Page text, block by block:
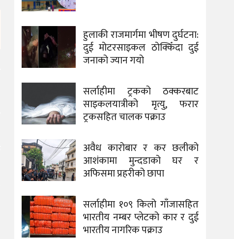
हुलाकी राजमार्गमा भीषण दुर्घटना:
दुई मोटरसाइकल ठोक्किँदा दुई
जनाको ज्यान गयो
सर्लाहीमा ट्रकको ठक्करबाट
साइकलयात्रीको मृत्यु, फरार
ट्रकसहित चालक पक्राउ
अवैध कारोबार र कर छलीको
आशंकामा मुन्दडाको घर र
अफिसमा प्रहरीको छापा
सर्लाहीमा १०९ किलो गाँजासहित
भारतीय नम्बर प्लेटको कार र दुई
भारतीय नागरिक पक्राउ